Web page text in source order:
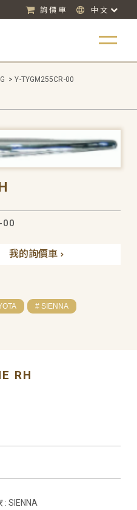
詢價車 中文
> Y-TYGM255CR-00
00
我的詢價車
# SIENNA
RH
: SIENNA